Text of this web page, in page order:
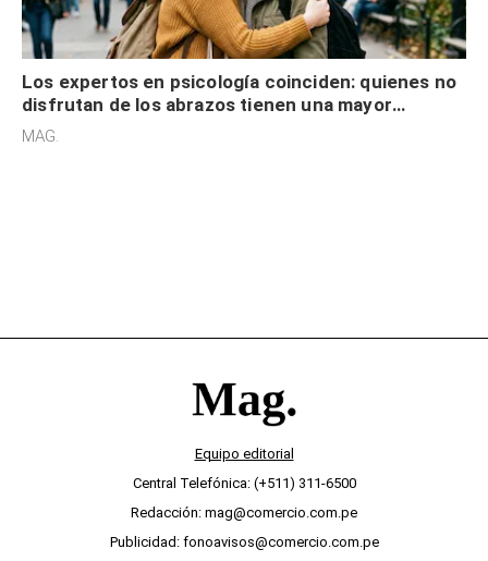
Los expertos en psicología coinciden: quienes no
disfrutan de los abrazos tienen una mayor
sensibilidad a los estímulos físicos y no es por
MAG.
Equipo editorial
Central Telefónica: (+511) 311-6500
Redacción: mag@comercio.com.pe
Publicidad: fonoavisos@comercio.com.pe